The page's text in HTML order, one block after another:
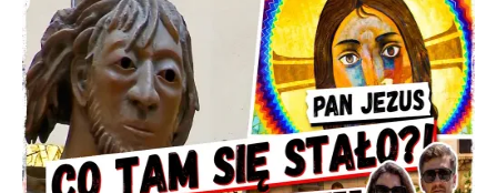
Szlachetna duma z historycznego
braku rozsądku